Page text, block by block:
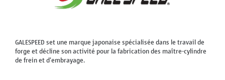
GALESPEED set une marque japonaise spécialisée dans le travail de
forge et décline son activité pour la fabrication des maître-cylindre
de frein et d'embrayage.